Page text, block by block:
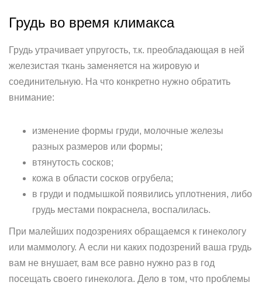
Грудь во время климакса
Грудь утрачивает упругость, т.к. преобладающая в ней
железистая ткань заменяется на жировую и
соединительную. На что конкретно нужно обратить
внимание:
изменение формы груди, молочные железы
разных размеров или формы;
втянутость сосков;
кожа в области сосков огрубела;
в груди и подмышкой появились уплотнения, либо
грудь местами покраснела, воспалилась.
При малейших подозрениях обращаемся к гинекологу
или маммологу. А если ни каких подозрений ваша грудь
вам не внушает, вам все равно нужно раз в год
посещать своего гинеколога. Дело в том, что проблемы